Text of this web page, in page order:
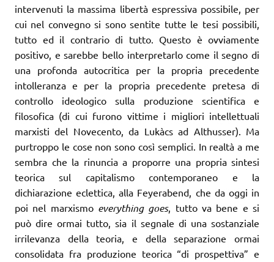
intervenuti la massima libertà espressiva possibile, per
cui nel convegno si sono sentite tutte le tesi possibili,
tutto ed il contrario di tutto. Questo è ovviamente
positivo, e sarebbe bello interpretarlo come il segno di
una profonda autocritica per la propria precedente
intolleranza e per la propria precedente pretesa di
controllo ideologico sulla produzione scientifica e
filosofica (di cui furono vittime i migliori intellettuali
marxisti del Novecento, da Lukàcs ad Althusser). Ma
purtroppo le cose non sono così semplici. In realtà a me
sembra che la rinuncia a proporre una propria sintesi
teorica sul capitalismo contemporaneo e la
dichiarazione eclettica, alla Feyerabend, che da oggi in
poi nel marxismo everything goes, tutto va bene e si
può dire ormai tutto, sia il segnale di una sostanziale
irrilevanza della teoria, e della separazione ormai
consolidata fra produzione teorica “di prospettiva” e